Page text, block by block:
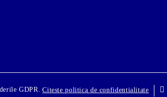
GDPR. Citeste politica de confidentialitate